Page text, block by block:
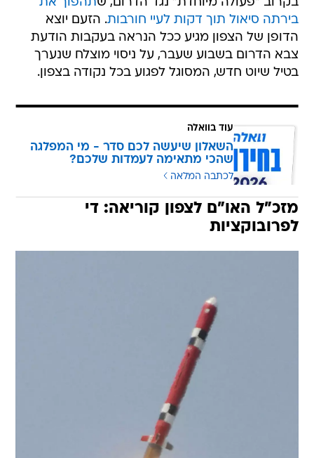
בירתה סיאול תוך דקות לעיי חורבות. הזעם יוצא
הדופן של הצפון מגיע ככל הנראה בעקבות הודעת
צבא הדרום בשבוע שעבר, על ניסוי מוצלח שנערך
בטיל שיוט חדש, המסוגל לפגוע בכל נקודה בצפון.
עוד בוואלה
השאלון שיעשה לכם סדר - מי המפלגה
שהכי מתאימה לעמדות שלכם?
לכתבה המלאה
מזכ"ל האו"ם לצפון קוריאה: די
לפרובוקציות